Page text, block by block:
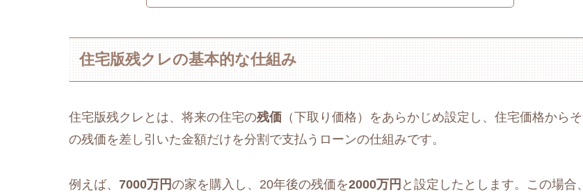
住宅版残クレの基本的な仕組み
住宅版残クレとは、将来の住宅の残価 （下取り価格）をあらかじめ設定し、住宅価格からそ
の残価を差し引いた金額だけを分割で支払うローンの仕組みです。
例えば、 7000万円の家を購入し、20年後の残価を2000万円 と設定したとします。この場合、